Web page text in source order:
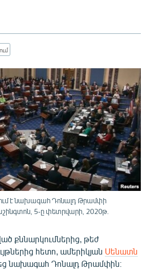
է նախագահ Դոնալդ Թրամփի
5-ը փետրվարի, 2020թ.
քննարկումներից, թեժ
հետո, ամերիկյան Սենատն
նախագահ Դոնալդ Թրամփին։